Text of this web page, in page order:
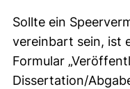
Sollte ein
vereinbart sein, ist
Formular
Dissertation/